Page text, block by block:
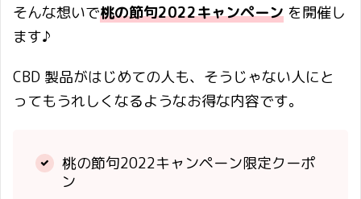
そんな想いで桃の節句2022キャンペーン を開催し
ます♪
CBD 製品がはじめての人も、そうじゃない人にと
ってもうれしくなるようなお得な内容です。
桃の節句2022キャンペーン限定クーポ
ン